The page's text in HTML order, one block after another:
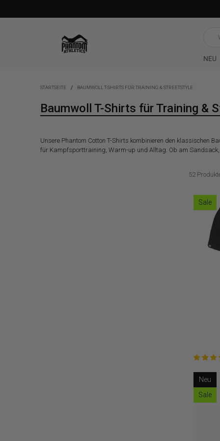
NEU
STARTSEITE BAUMWOLL T-SHIRTS FÜR TRAINING & STREETSTYLE
Baumwoll T-Shirts für Training &
Unsere Phantom Cotton T-Shirts kombinieren den klassischen
für Kampfsporttraining, Warm-up und Alltag. Ob am Sandsack,
52
Sale
Neu
Sale